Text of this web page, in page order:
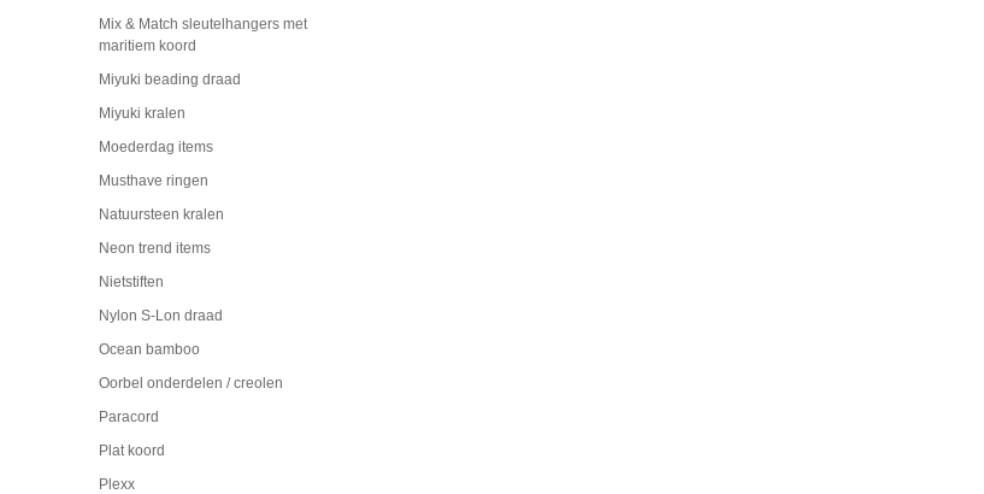
Mix & Match sleutelhangers met
maritiem koord
Miyuki beading draad
Miyuki kralen
Moederdag items
Musthave ringen
Natuursteen kralen
Neon trend items
Nietstiften
Nylon S-Lon draad
Ocean bamboo
Oorbel onderdelen / creolen
Paracord
Plat koord
Plexx